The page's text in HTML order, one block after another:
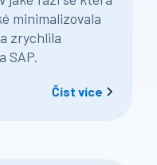
minimalizovala
zrychlila
SAP.
Číst více